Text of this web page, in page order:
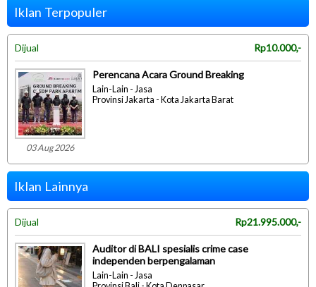
Iklan Terpopuler
Dijual Rp10.000,-
03 Aug 2026
Perencana Acara Ground Breaking
Lain-Lain - Jasa
Provinsi Jakarta - Kota Jakarta Barat
Iklan Lainnya
Dijual Rp21.995.000,-
Auditor di BALI spesialis crime case
independen berpengalaman
Lain-Lain - Jasa